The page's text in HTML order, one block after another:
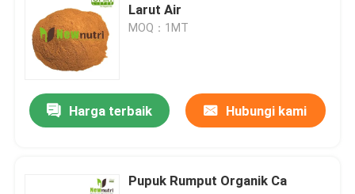
Asam Kalium Fulvat
Pupuk Asam Amino
Bubuk Asam Humat Larut
Larut Air
MOQ：1MT
Harga terbaik Hubungi kami
Pupuk Rumput Organik Ca